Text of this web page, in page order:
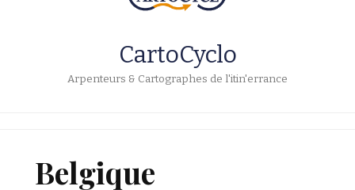
CartoCyclo
Arpenteurs & Cartographes de l'itin'errance
Belgique